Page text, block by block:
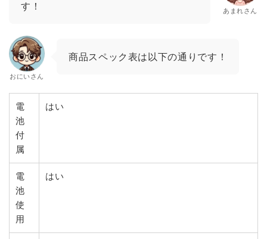
す！
あまれさん
おにいさん
商品スペック表は以下の通りです！
電
池
付
属
はい
電
池
使
用
はい